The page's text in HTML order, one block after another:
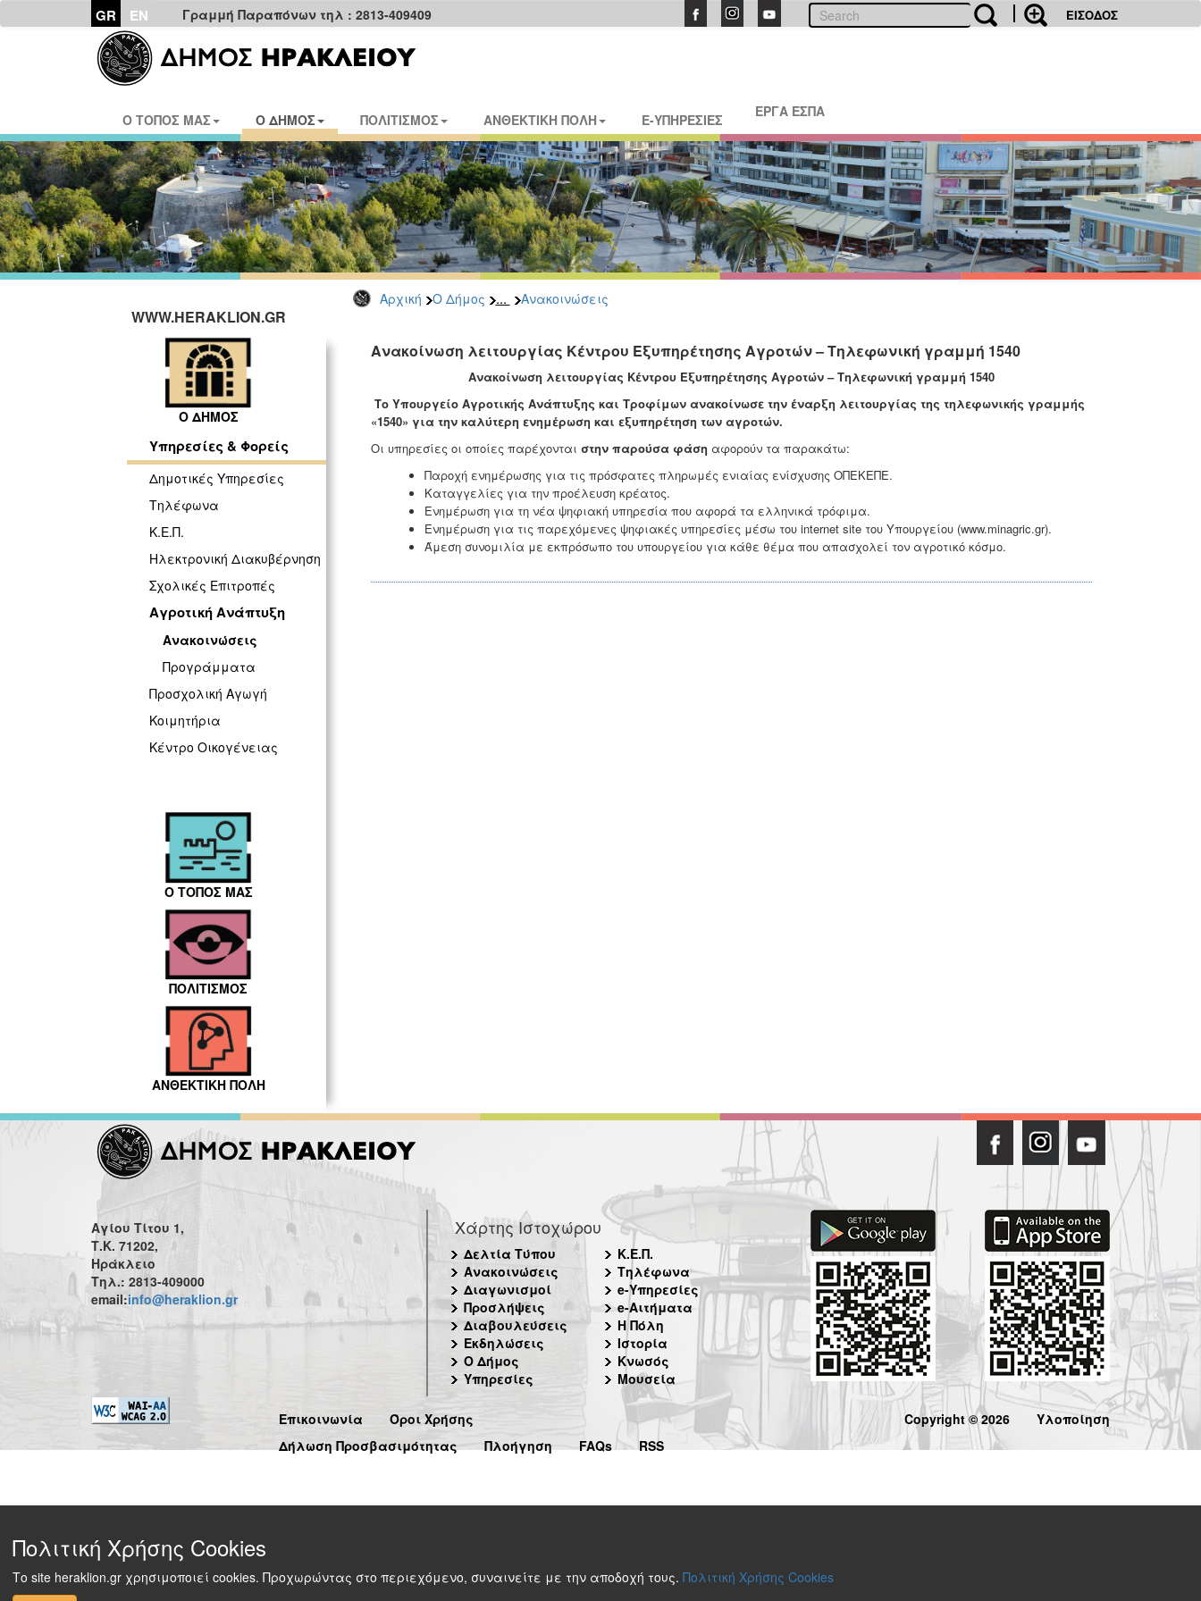
GR EN Γραμμή Παραπόνων τηλ : 2813-409409 ΕΙΣΟΔΟΣ
Ο ΤΟΠΟΣ ΜΑΣ Ο ΔΗΜΟΣ ΠΟΛΙΤΙΣΜΟΣ ΑΝΘΕΚΤΙΚΗ ΠΟΛΗ E-ΥΠΗΡΕΣΙΕΣ ΕΡΓΑ ΕΣΠΑ
Αρχική Ο Δήμος ... Ανακοινώσεις
WWW.HERAKLION.GR
Ο ΔΗΜΟΣ
Υπηρεσίες & Φορείς
Δημοτικές Υπηρεσίες
Τηλέφωνα
Κ.Ε.Π.
Ηλεκτρονική Διακυβέρνηση
Σχολικές Επιτροπές
Αγροτική Ανάπτυξη
Ανακοινώσεις
Προγράμματα
Προσχολική Αγωγή
Κοιμητήρια
Κέντρο Οικογένειας
Ο ΤΟΠΟΣ ΜΑΣ
ΠΟΛΙΤΙΣΜΟΣ
ΑΝΘΕΚΤΙΚΗ ΠΟΛΗ
Ανακοίνωση λειτουργίας Κέντρου Εξυπηρέτησης Αγροτών – Τηλεφωνική γραμμή 1540
Ανακοίνωση λειτουργίας Κέντρου Εξυπηρέτησης Αγροτών – Τηλεφωνική γραμμή 1540
Το Υπουργείο Αγροτικής Ανάπτυξης και Τροφίμων ανακοίνωσε την έναρξη λειτουργίας της τηλεφωνικής γραμμής
«1540» για την καλύτερη ενημέρωση και εξυπηρέτηση των αγροτών.
Οι υπηρεσίες οι οποίες παρέχονται στην παρούσα φάση αφορούν τα παρακάτω:
Παροχή ενημέρωσης για τις πρόσφατες πληρωμές ενιαίας ενίσχυσης ΟΠΕΚΕΠΕ.
Καταγγελίες για την προέλευση κρέατος.
Ενημέρωση για τη νέα ψηφιακή υπηρεσία που αφορά τα ελληνικά τρόφιμα.
Ενημέρωση για τις παρεχόμενες ψηφιακές υπηρεσίες μέσω του internet site του Υπουργείου (www.minagric.gr).
Άμεση συνομιλία με εκπρόσωπο του υπουργείου για κάθε θέμα που απασχολεί τον αγροτικό κόσμο.
Αγίου Τίτου 1,
Τ.Κ. 71202,
Ηράκλειο
Τηλ.: 2813-409000
email:info@heraklion.gr
Χάρτης Ιστοχώρου
Δελτία Τύπου
Ανακοινώσεις
Διαγωνισμοί
Προσλήψεις
Διαβουλεύσεις
Εκδηλώσεις
Ο Δήμος
Υπηρεσίες
Κ.Ε.Π.
Τηλέφωνα
e-Υπηρεσίες
e-Αιτήματα
Η Πόλη
Ιστορία
Κνωσός
Μουσεία
Επικοινωνία
Όροι Χρήσης
Δήλωση Προσβασιμότητας
Πλοήγηση FAQs RSS
Copyright © 2026 Υλοποίηση
Πολιτική Χρήσης Cookies
Το site heraklion.gr χρησιμοποιεί cookies. Προχωρώντας στο περιεχόμενο, συναινείτε με την αποδοχή τους. Πολιτική Χρήσης Cookies